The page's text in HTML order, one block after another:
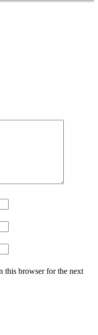
this browser for the next